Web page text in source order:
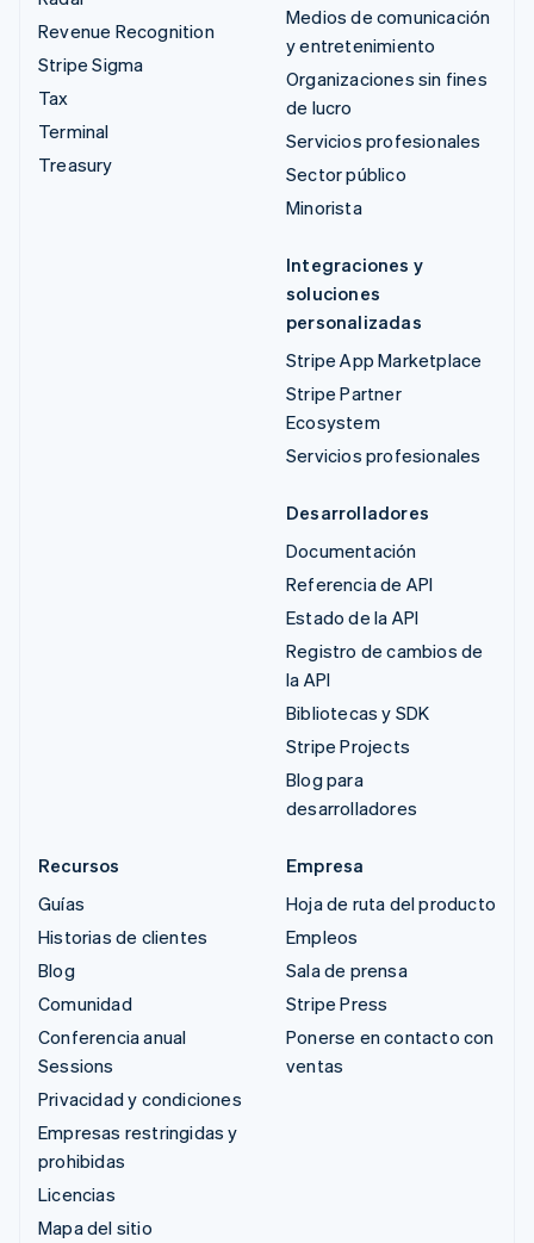
Revenue Recognition
Stripe Sigma
Tax
Terminal
Treasury
Medios de comunicación
y entretenimiento
Organizaciones sin fines
de lucro
Servicios profesionales
Sector público
Minorista
Integraciones y
soluciones
personalizadas
Stripe App Marketplace
Stripe Partner
Ecosystem
Servicios profesionales
Desarrolladores
Documentación
Referencia de API
Estado de la API
Registro de cambios de
la API
Bibliotecas y SDK
Stripe Projects
Blog para
desarrolladores
Recursos
Guías
Historias de clientes
Blog
Comunidad
Conferencia anual
Sessions
Privacidad y condiciones
Empresas restringidas y
prohibidas
Licencias
Mapa del sitio
Empresa
Hoja de ruta del producto
Empleos
Sala de prensa
Stripe Press
Ponerse en contacto con
ventas